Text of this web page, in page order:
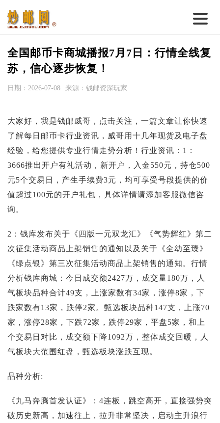
首 页
邮票行情
钱币行情
热点话题
邮币卡苑
实战论坛
新品预告
全国邮币卡商城播报7月7日：行情全线复
苏，信心逐步恢复！
日期：2026-07-08 来源：钱邮资深玩家
大家好，我是钱邮威哥，点击关注，一篇文章让你快速
了解每日邮币卡行业资讯，威哥用十几年现货及电子盘
经验，给您提供专业行情走势分析！行业资讯：1：
3666推出开户有礼活动，新开户，入金550元，持仓500
元5个交易日，产生手续费3元，均可享受号段提供的价
值超过100元的开户礼包，具体详情请添加客服微信咨
询。
2：钱库发布关于《四版一元双龙汇》《气势辉红》第二
次征集活动商品上架销售的通知以及关于《全幼至臻》
《绿点银》第三次征集活动商品上架销售的通知。行情
分析钱库商城：今日成交额2427万，成交量180万，人
气板块品种合计49支，上涨家数有34家，涨停8家，下
跌家数有13家，跌停2家。甄选板块品种147支，上涨70
家，涨停28家，下跌72家，跌停29家，平盘5家，和上
个交易日对比，成交额下降1092万，整体成交回暖，人
气板块大范围红盘，甄选板块涨跌互现。
品种分析:
《九马奔腾首发认证》：4连板，跳空高开，直接强势突
破历史新高，加速往上，拉升非常坚决，启动主升浪行